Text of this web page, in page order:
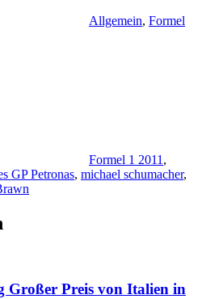
Allgemein, Formel
Formel 1 2011 ,
GP Petronas, michael schumacher,
Großer Preis von Italien in